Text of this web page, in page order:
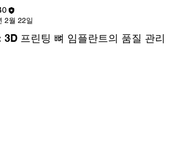
2월 22일
프린팅 뼈 임플란트의 품질 관리